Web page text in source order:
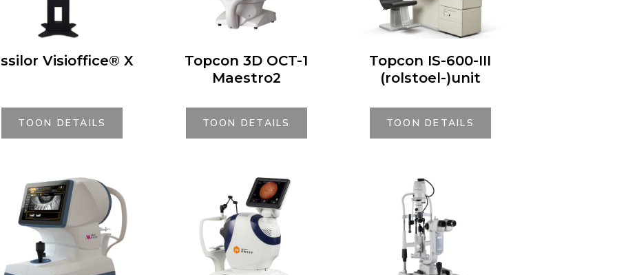
Visioffice® X
TOON DETAILS
Topcon 3D OCT-1
Maestro2
TOON DETAILS
Topcon IS-600-III
(rolstoel-)unit
TOON DETAILS